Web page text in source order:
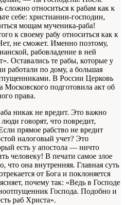
сложно относиться к рабам как к
себе: христианин-господин,
мощам мученика-раба!
к своему рабу относиться как к
не сможет. Именно поэтому,
рабовладение в ней
Оставались те рабы, которые у
работали по дому, а большая
В России Церковь
Московского подготовила акт об
права.
никак не вредит. Это важно
говорят, что повредит,
прямое рабство не вредит
налоговый учет? Это
есть у апостола — ничто
человеку! В печати самое злое
что она внутренняя. Главная суть
от Бога и поклоняется
почему так: «Ведь в Господе
Господа. Подобно и
раб Христа».